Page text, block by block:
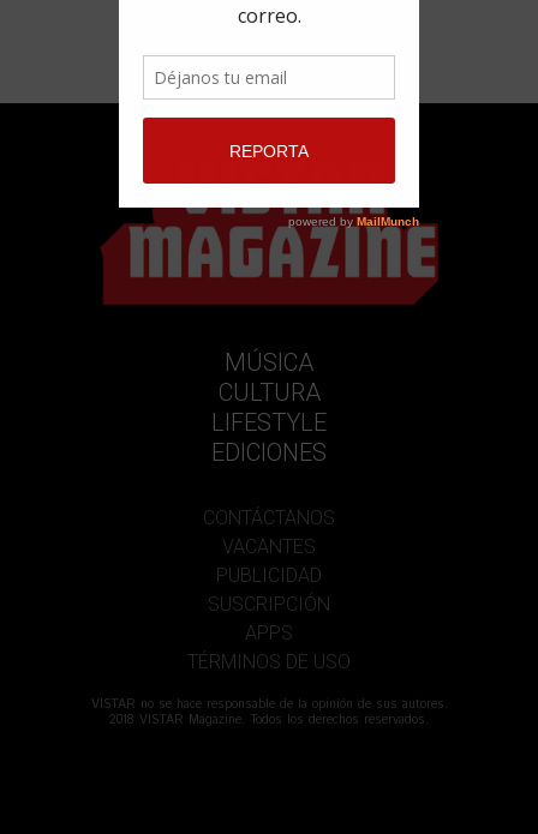
MÚSICA
CULTURA
LIFESTYLE
EDICIONES
CONTÁCTANOS
VACANTES
PUBLICIDAD
SUSCRIPCIÓN
APPS
TÉRMINOS DE USO
VISTAR no se hace responsable de la opinión de sus autores.
2018 VISTAR Magazine. Todos los derechos reservados.